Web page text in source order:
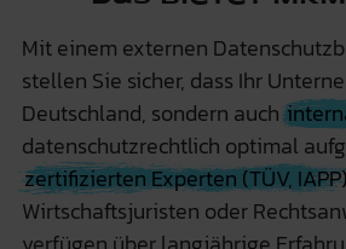
Mit einem externen
stellen Sie sicher, dass Ihr
Deutschland, sondern auch
datenschutzrechtlich optimal
zertifizierten Experten (TÜV,
Wirtschaftsjuristen oder